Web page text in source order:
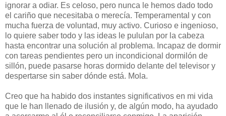
ignorar a odiar. Es celoso, pero nunca le hemos dado todo
el cariño que necesitaba o merecía. Temperamental y con
mucha fuerza de voluntad, muy activo. Curioso e ingenioso,
lo quiere saber todo y las ideas le pululan por la cabeza
hasta encontrar una solución al problema. Incapaz de dormir
con tareas pendientes pero un incondicional dormilón de
sillón, puede pasarse horas dormido delante del televisor y
despertarse sin saber dónde está. Mola.
Creo que ha habido dos instantes significativos en mi vida
que le han llenado de ilusión y, de algún modo, ha ayudado